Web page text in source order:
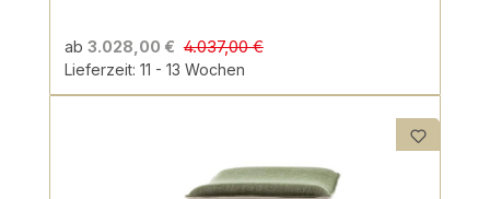
ab 3.028,00 € 4.037,00 €
Lieferzeit: 11 - 13 Wochen